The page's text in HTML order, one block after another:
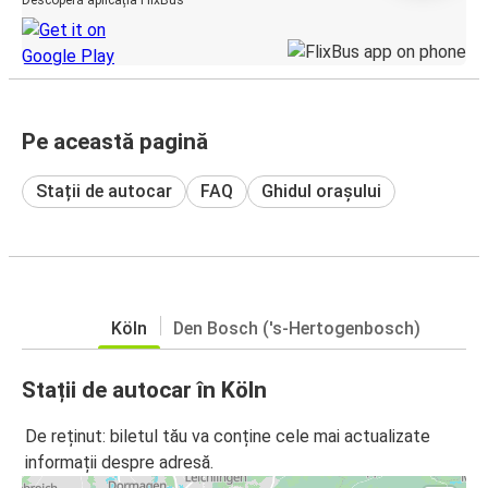
Pe această pagină
Stații de autocar FAQ Ghidul orașului
Köln Den Bosch ('s-Hertogenbosch)
Stații de autocar în Köln
De reținut: biletul tău va conține cele mai actualizate
informații despre adresă.